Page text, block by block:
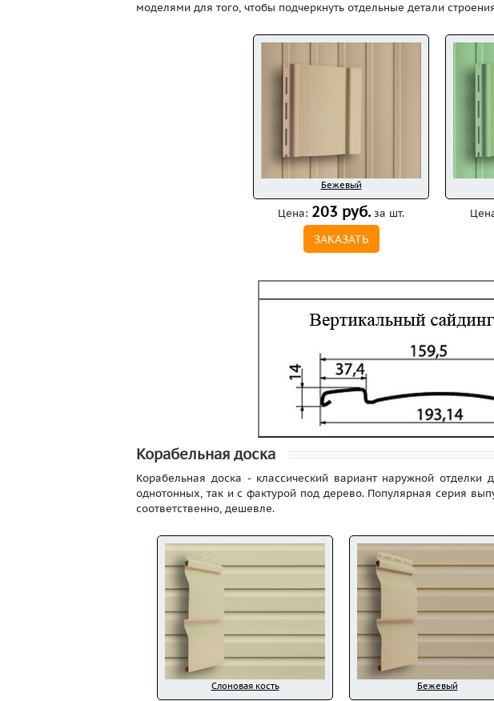
моделями для того, чтобы подчеркнуть отдельные детали
Бежевый
Цена: 203 руб. за шт.
ЗАКАЗАТЬ
Корабельная доска
Корабельная доска - классический вариант наружной
однотонных, так и с фактурой под дерево. Популярная серия
соответственно, дешевле.
Слоновая кость Бежевый